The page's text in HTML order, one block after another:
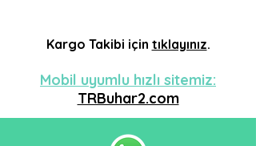
Kargo Takibi için tıklayınız.
Mobil uyumlu hızlı sitemiz:
TRBuhar2.com